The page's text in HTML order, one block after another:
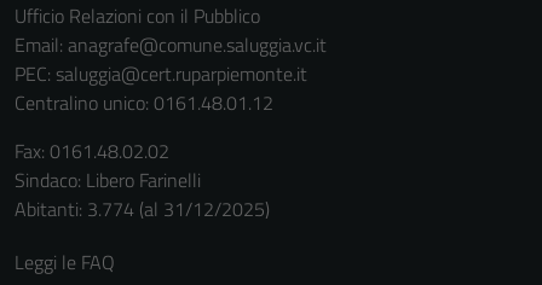
Ufficio Relazioni con il Pubblico
Email: anagrafe@comune.saluggia.vc.it
PEC: saluggia@cert.ruparpiemonte.it
Centralino unico: 0161.48.01.12
Fax: 0161.48.02.02
Sindaco: Libero Farinelli
Abitanti: 3.774 (al 31/12/2025)
Leggi le FAQ